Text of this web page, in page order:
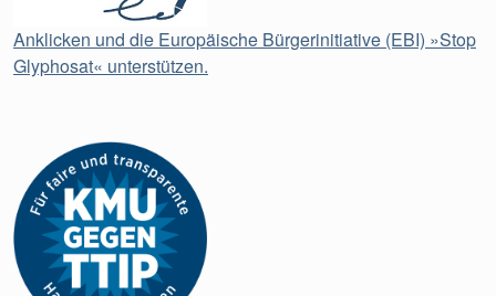
Anklicken und die Europäische Bürgerinitiative (EBI) »Stop
Glyphosat« unterstützen.